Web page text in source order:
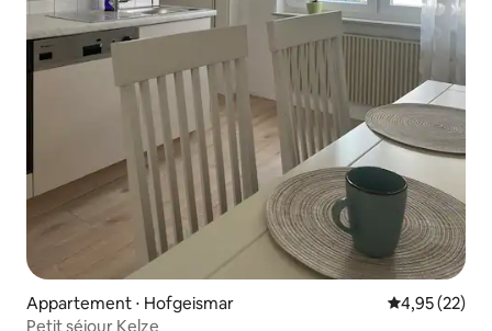
Appartement ⋅ Hofgeismar Évaluation
4,95 (22)
Petit séjour Kelze